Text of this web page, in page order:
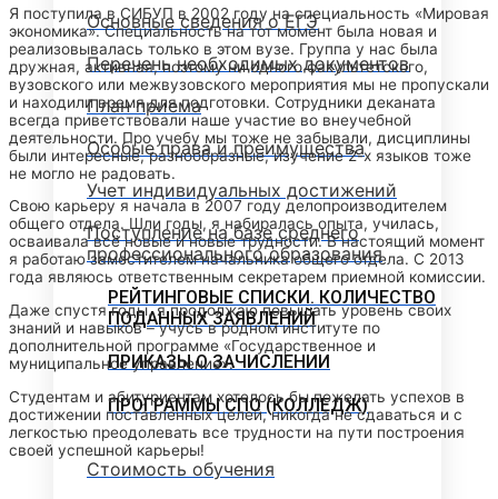
Основные сведения о ЕГЭ
Перечень необходимых документов
План приема
Особые права и преимущества
Учет индивидуальных достижений
Поступление на базе среднего
профессионального образования
РЕЙТИНГОВЫЕ СПИСКИ. КОЛИЧЕСТВО
ПОДАННЫХ ЗАЯВЛЕНИЙ
ПРИКАЗЫ О ЗАЧИСЛЕНИИ
ПРОГРАММЫ СПО (КОЛЛЕДЖ)
Стоимость обучения
Я поступила в СИБУП в 2002 году на специальность «Мировая
экономика». Специальность на тот момент была новая и
реализовывалась только в этом вузе. Группа у нас была
дружная, активная, поэтому ни одного факультетского,
вузовского или межвузовского мероприятия мы не пропускали
и находили время для подготовки. Сотрудники деканата
всегда приветствовали наше участие во внеучебной
деятельности. Про учебу мы тоже не забывали, дисциплины
были интересные, разнообразные, изучение 2-х языков тоже
не могло не радовать.
Свою карьеру я начала в 2007 году делопроизводителем
общего отдела. Шли годы, я набиралась опыта, училась,
осваивала всё новые и новые трудности. В настоящий момент
я работаю заместителем начальника общего отдела. С 2013
года являюсь ответственным секретарем приемной комиссии.
Даже спустя годы, я продолжаю повышать уровень своих
знаний и навыков – учусь в родном институте по
дополнительной программе «Государственное и
муниципальное управление».
Студентам и абитуриентам хотелось бы пожелать успехов в
достижении поставленных целей, никогда не сдаваться и с
легкостью преодолевать все трудности на пути построения
своей успешной карьеры!